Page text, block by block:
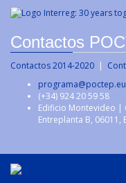
Contactos
Contactos 2014-2020 |
programa@poctep.eu
(+34) 924 20 59 58
Edificio Montevideo |
Entreplanta B, 06011,